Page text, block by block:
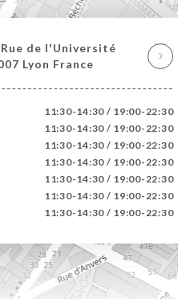
de l'Université
Lyon France
11:30-14:30 / 19:00-22:30
11:30-14:30 / 19:00-22:30
11:30-14:30 / 19:00-22:30
11:30-14:30 / 19:00-22:30
11:30-14:30 / 19:00-22:30
11:30-14:30 / 19:00-22:30
11:30-14:30 / 19:00-22:30